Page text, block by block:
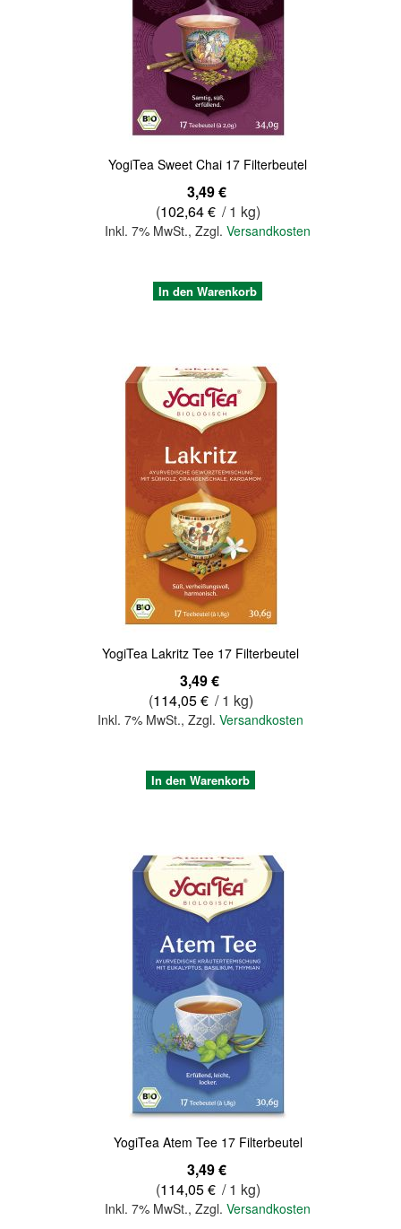
YogiTea Sweet Chai 17 Filterbeutel
3,49 €
(102,64 € / 1 kg)
Inkl. 7% MwSt.,Zzgl.Versandkosten
In den Warenkorb
YogiTea Lakritz Tee 17 Filterbeutel
3,49 €
(114,05 € / 1 kg)
Inkl. 7% MwSt., Zzgl. Versandkosten
In den Warenkorb
YogiTea Atem Tee 17 Filterbeutel
3,49 €
(114,05 € / 1 kg)
Inkl. 7% MwSt.,Zzgl.Versandkosten